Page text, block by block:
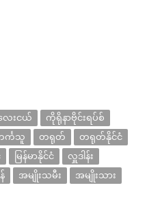
ေးငယ်
ကိုရိုနာဗိုင်းရပ်စ်
င်္ကသူ တရုတ်
တရုတ်နိုင်ငံ
မြန်မာနိုင်ငံ
လှူဒါန်း
အမျိုးသမီး အမျိုးသား